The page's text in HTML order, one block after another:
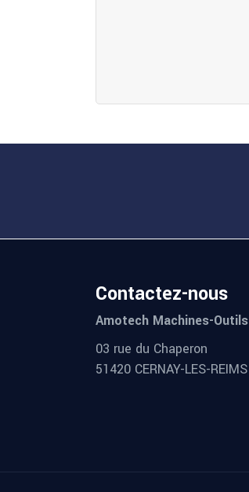
Contactez-nous
Amotech Machines-Outils
03 rue du Chaperon
51420 CERNAY-LES-REIMS